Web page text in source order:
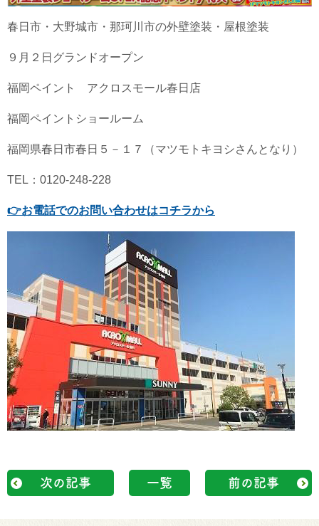
春日市・大野城市・那珂川市の外壁塗装・屋根塗装
９月２日グランドオープン
福岡ペイント アクロスモール春日店
福岡ペイントショールーム
福岡県春日市春日５－１７（マツモトキヨシさんとなり）
TEL：0120-248-228
👉お電話でのお問い合わせはコチラから
次の記事 一覧 前の記事